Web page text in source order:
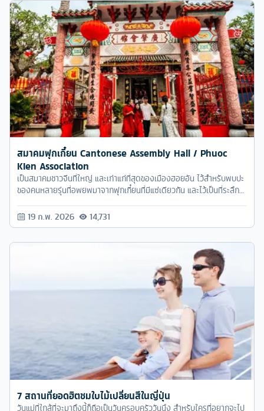
สมาคมฟุกเกี๋ยน Cantonese Assembly Hall / Phuoc
Kien Association
เป็นสมาคมชาวจีนที่ใหญ่ และเก่าแก่ที่สุดของเมืองฮอยอัน ไว้สำหรับพบปะ
ของคนหลายรุ่นที่อพยพมาจากฟุกเกี๋ยนที่มีแซ่เดียวกัน และไว้เป็นที่ระลึก
ถึงถิ่นกำเนิด
19 ก.พ. 2026 14,731
7 สถานที่ยอดฮิตชมใบไม้เปลี่ยนสีในญี่ปุ่น
วันแม่ที่ใกล้ที่จะมาถึงนี้ก็ถือเป็นวันครอบครัววันนึง สำหรับใครที่อยากจะไป